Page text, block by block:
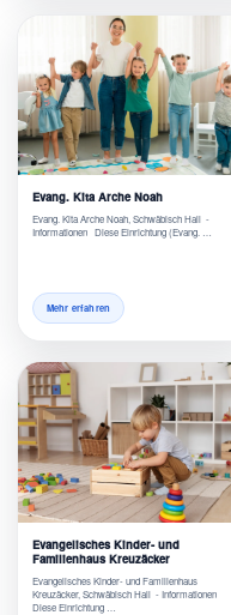
Evang. Kita Arche Noah
Evang. Kita Arche Noah, Schwäbisch Hall -
Informationen Diese Einrichtung (Evang. …
Mehr erfahren
Evangelisches Kinder- und
Familienhaus Kreuzäcker
Evangelisches Kinder- und Familienhaus
Kreuzäcker, Schwäbisch Hall - Informationen
Diese Einrichtung …